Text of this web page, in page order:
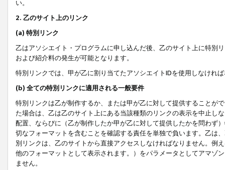
い。
2. 乙のサイト上のリンク
(a) 特別リンク
乙はアソシエイト・プログラムに申し込んだ後、乙のサイト上に特別
および紹介料の発生が可能となります。
特別リンクでは、甲が乙に割り当てたアソシエイトIDを使用しなけれ
(b) 全ての特別リンクに適用される一般要件
特別リンクは乙が制作するか、または甲が乙に対して提供することが
た場合は、乙は乙のサイト上にある当該種類のリンクの表示を中止し
配置、ならびに（乙が制作したか甲が乙に対して提供したかを問わず
切なフォーマットを含むことを確認する責任を単独で負います。乙は
別リンクは、乙のサイトから直接アクセスしなければなりません。例
他のフォーマットとして表示されます。）をパラメータとしてアマゾ
ません。